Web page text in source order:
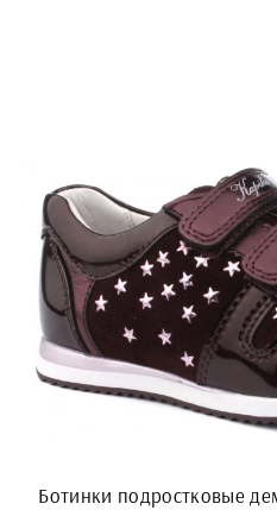
Ботинки подростковые